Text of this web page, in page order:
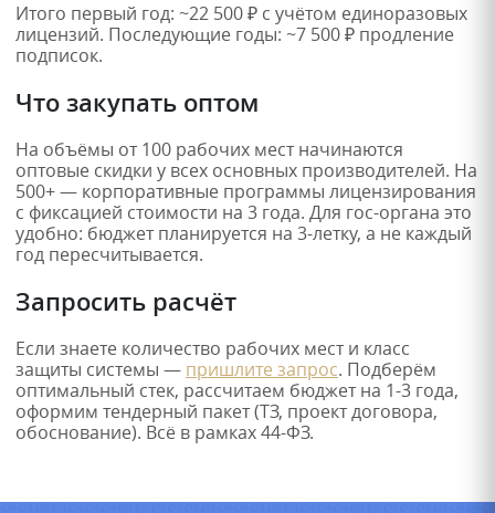
Итого первый год: ~22 500 ₽ с учётом единоразовых
лицензий. Последующие годы: ~7 500 ₽ продление
подписок.
Что закупать оптом
На объёмы от 100 рабочих мест начинаются
оптовые скидки у всех основных производителей. На
500+ — корпоративные программы лицензирования
с фиксацией стоимости на 3 года. Для гос-органа это
удобно: бюджет планируется на 3-летку, а не каждый
год пересчитывается.
Запросить расчёт
Если знаете количество рабочих мест и класс
защиты системы — пришлите запрос. Подберём
оптимальный стек, рассчитаем бюджет на 1-3 года,
оформим тендерный пакет (ТЗ, проект договора,
обоснование). Всё в рамках 44-ФЗ.